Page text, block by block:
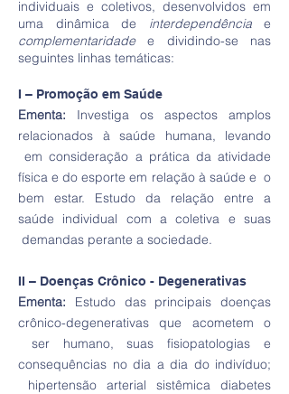
individuais e coletivos, desenvolvidos em
uma dinâmica de interdependênciae
complementaridadee dividindo-se nas
seguintes linhas temáticas:
I – Promoção em Saúde
Ementa: Investiga os aspectos amplos
relacionados à saúde humana, levando
em consideração a prática da atividade
física e do esporte em relação à saúde e o
bem estar. Estudo da relação entre a
saúde individual com a coletiva e suas
demandas perante a sociedade.
II – Doenças Crônico - Degenerativas
Ementa: Estudo das principais doenças
crônico-degenerativas que acometem o
ser humano, suas fisiopatologias e
consequências no dia a dia do indivíduo;
hipertensão arterial sistêmica diabetes